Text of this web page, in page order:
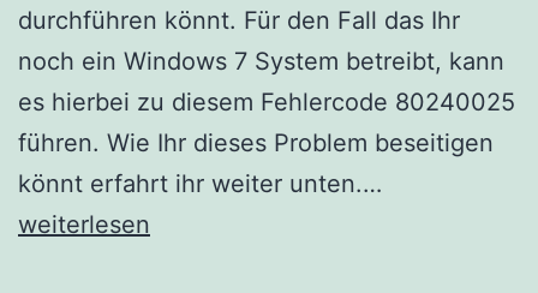
durchführen könnt. Für den Fall das Ihr
noch ein Windows 7 System betreibt, kann
es hierbei zu diesem Fehlercode 80240025
führen. Wie Ihr dieses Problem beseitigen
könnt erfahrt ihr weiter unten.…
weiterlesen